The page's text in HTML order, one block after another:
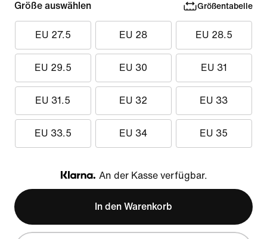
Größe auswählen Größentabelle
EU 27.5 EU 28 EU 28.5
EU 29.5 EU 30 EU 31
EU 31.5 EU 32 EU 33
EU 33.5 EU 34 EU 35
Klarna
An der Kasse verfügbar.
In den Warenkorb